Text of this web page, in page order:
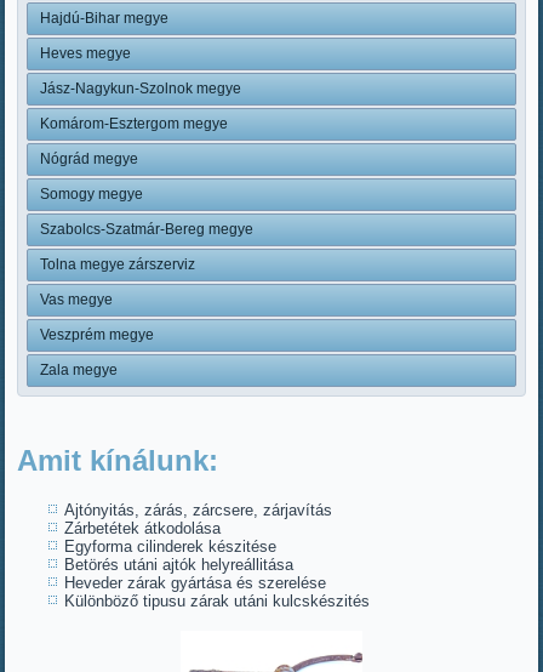
Hajdú-Bihar megye
Heves megye
Jász-Nagykun-Szolnok megye
Komárom-Esztergom megye
Nógrád megye
Somogy megye
Szabolcs-Szatmár-Bereg megye
Tolna megye zárszerviz
Vas megye
Veszprém megye
Zala megye
Amit kínálunk:
Ajtónyitás, zárás, zárcsere, zárjavítás
Zárbetétek átkodolása
Egyforma cilinderek készitése
Betörés utáni ajtók helyreállitása
Heveder zárak gyártása és szerelése
Különböző tipusu zárak utáni kulcskészités